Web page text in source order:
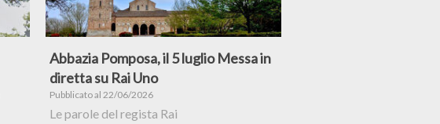
Abbazia Pomposa, il 5 luglio Messa in
diretta su Rai Uno
Pubblicato al 22/06/2026
Le parole del regista Rai